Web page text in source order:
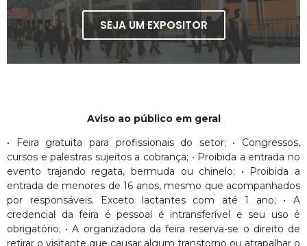
SEJA UM EXPOSITOR
Aviso ao público em geral
• Feira gratuita para profissionais do setor; • Congressos,
cursos e palestras sujeitos a cobrança; • Proibida a entrada no
evento trajando regata, bermuda ou chinelo; • Proibida a
entrada de menores de 16 anos, mesmo que acompanhados
por responsáveis. Exceto lactantes com até 1 ano; • A
credencial da feira é pessoal é intransferível e seu uso é
obrigatório; • A organizadora da feira reserva-se o direito de
retirar o visitante que causar algum transtorno ou atrapalhar o